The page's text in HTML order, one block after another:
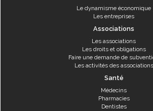
Le dynamisme économique
Les entreprises
Associations
Les associations
Les droits et obligations
Faire une demande de
Les activités des associations
Santé
Médecins
Pharmacies
Dentistes